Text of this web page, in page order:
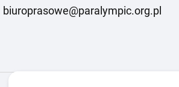
biuroprasowe@paralympic.org.pl